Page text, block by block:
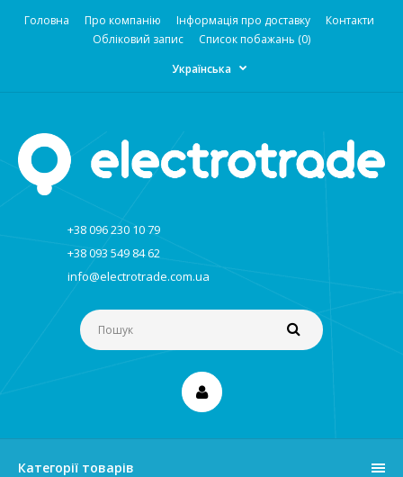
Головна Про компанію Інформація про доставку
Контакти
Обліковий запис
Список побажань (0)
Українська
+38 096 230 10 79
+38 093 549 84 62
info@electrotrade.com.ua
Категорії товарів